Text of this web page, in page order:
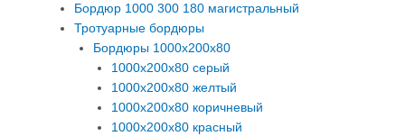
Бордюр 1000 300 180 магистральный
Тротуарные бордюры
Бордюры 1000х200х80
1000х200х80 серый
1000х200х80 желтый
1000х200х80 коричневый
1000х200х80 красный